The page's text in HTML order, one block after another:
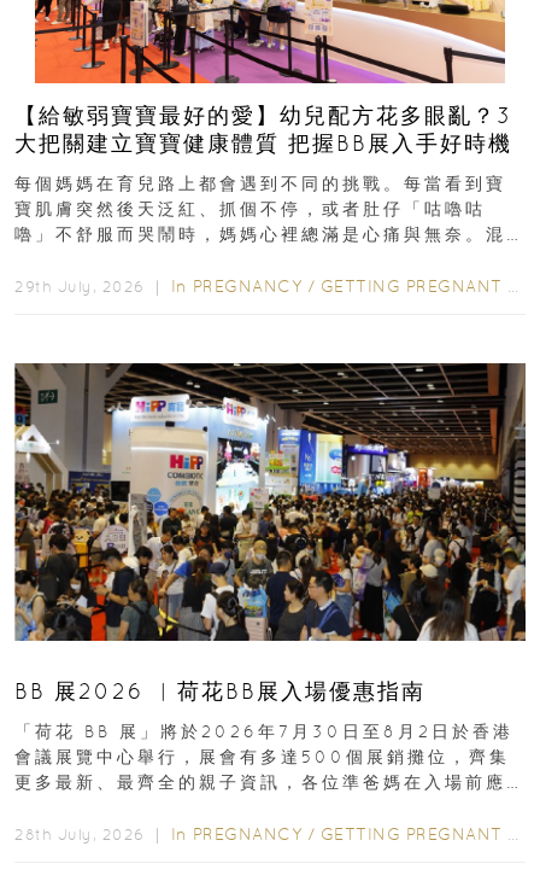
【給敏弱寶寶最好的愛】幼兒配方花多眼亂？3
大把關建立寶寶健康體質 把握BB展入手好時機
每個媽媽在育兒路上都會遇到不同的挑戰。每當看到寶
寶肌膚突然後天泛紅、抓個不停，或者肚仔「咕嚕咕
嚕」不舒服而哭鬧時，媽媽心裡總滿是心痛與無奈。混
29th July, 2026 ｜ In PREGNANCY / GETTING PREGNANT
BB 展2026 ︳荷花BB展入場優惠指南
「荷花 BB 展」將於2026年7月30日至8月2日於香港
會議展覽中心舉行，展會有多達500個展銷攤位，齊集
更多最新、最齊全的親子資訊，各位準爸媽在入場前應
28th July, 2026 ｜ In PREGNANCY / GETTING PREGNANT